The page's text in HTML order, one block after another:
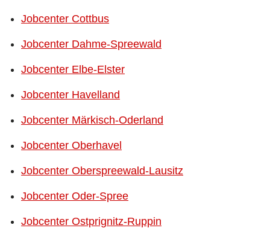
Jobcenter Cottbus
Jobcenter Dahme-Spreewald
Jobcenter Elbe-Elster
Jobcenter Havelland
Jobcenter Märkisch-Oderland
Jobcenter Oberhavel
Jobcenter Oberspreewald-Lausitz
Jobcenter Oder-Spree
Jobcenter Ostprignitz-Ruppin